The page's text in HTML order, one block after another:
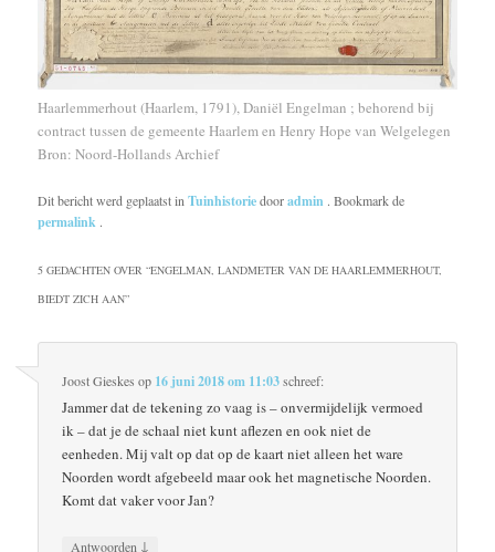
Haarlemmerhout (Haarlem, 1791), Daniël Engelman ; behorend bij
contract tussen de gemeente Haarlem en Henry Hope van Welgelegen
Bron: Noord-Hollands Archief
Dit bericht werd geplaatst inTuinhistoriedooradmin . Bookmark de
permalink .
5 GEDACHTEN OVER “ENGELMAN, LANDMETER VAN DE HAARLEMMERHOUT,
BIEDT ZICH AAN”
Joost Gieskes op 16 juni 2018 om 11:03schreef:
Jammer dat de tekening zo vaag is – onvermijdelijk vermoed
ik – dat je de schaal niet kunt aflezen en ook niet de
eenheden. Mij valt op dat op de kaart niet alleen het ware
Noorden wordt afgebeeld maar ook het magnetische Noorden.
Komt dat vaker voor Jan?
Antwoorden ↓